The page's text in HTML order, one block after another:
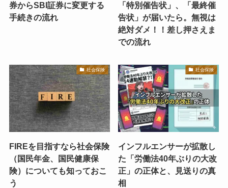
券からSBI証券に変更する
手続きの流れ
「特別催告状」、「最終催
告状」が届いたら。無視は
絶対ダメ！！差し押さえま
での流れ
社会保険
FIREを目指すなら社会保険
（国民年金、国民健康保
険）についても知っておこ
う
社会保険
インフルエンサーが拡散し
た「労働法40年ぶりの大改
正」の正体と、見送りの真
相